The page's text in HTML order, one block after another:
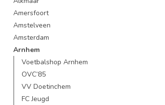
Amersfoort
Amstelveen
Amsterdam
Arnhem
Voetbalshop Arnhem
OVC’85
VV Doetinchem
FC Jeugd